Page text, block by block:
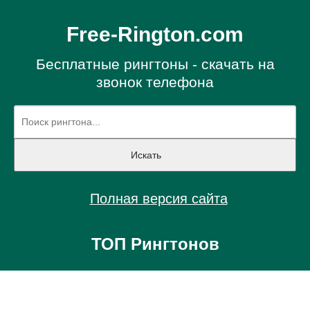
Free-Rington.com
Бесплатные рингтоны - скачать на
звонок телефона
Полная версия сайта
ТОП Рингтонов